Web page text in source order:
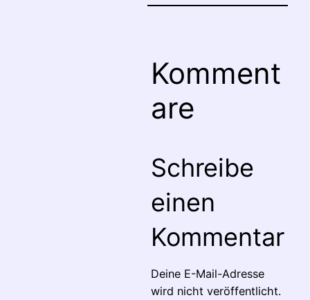
Komment
are
Schreibe
einen
Kommentar
Deine E-Mail-Adresse
wird nicht veröffentlicht.